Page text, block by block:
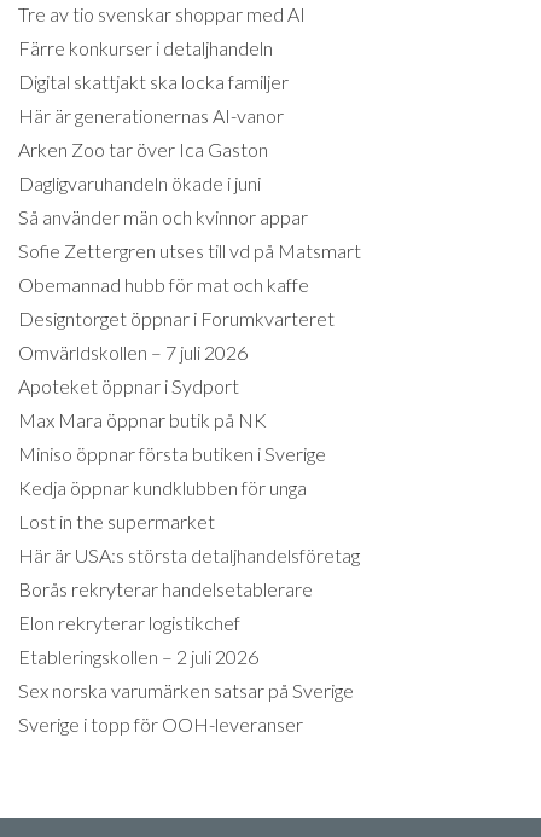
Tre av tio svenskar shoppar med AI
Färre konkurser i detaljhandeln
Digital skattjakt ska locka familjer
Här är generationernas AI-vanor
Arken Zoo tar över Ica Gaston
Dagligvaruhandeln ökade i juni
Så använder män och kvinnor appar
Sofie Zettergren utses till vd på Matsmart
Obemannad hubb för mat och kaffe
Designtorget öppnar i Forumkvarteret
Omvärldskollen – 7 juli 2026
Apoteket öppnar i Sydport
Max Mara öppnar butik på NK
Miniso öppnar första butiken i Sverige
Kedja öppnar kundklubben för unga
Lost in the supermarket
Här är USA:s största detaljhandelsföretag
Borås rekryterar handelsetablerare
Elon rekryterar logistikchef
Etableringskollen – 2 juli 2026
Sex norska varumärken satsar på Sverige
Sverige i topp för OOH-leveranser